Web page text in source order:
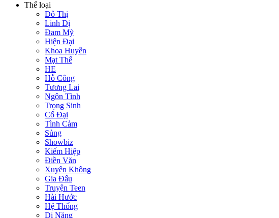
Thể loại
Đô Thị
Linh Dị
Đam Mỹ
Hiện Đại
Khoa Huyễn
Mạt Thế
HE
Hỗ Công
Tương Lai
Ngôn Tình
Trọng Sinh
Cổ Đại
Tình Cảm
Sủng
Showbiz
Kiếm Hiệp
Điền Văn
Xuyên Không
Gia Đấu
Truyện Teen
Hài Hước
Hệ Thống
Dị Năng